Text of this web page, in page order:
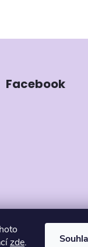
zde.
Facebook